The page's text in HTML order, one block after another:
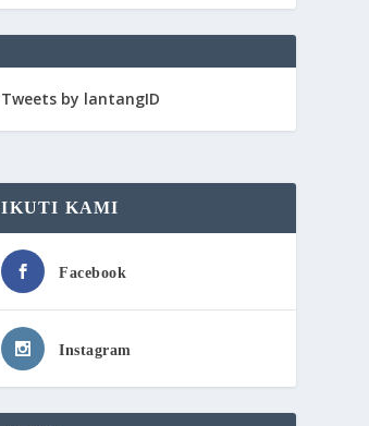
Tweets by lantangID
IKUTI KAMI
Facebook
Instagram